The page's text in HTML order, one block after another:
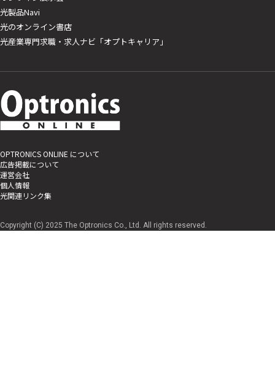
光製品Navi
光のオンライン書店
光産業専門求職・求人ナビ「オプトキャリア」
OPTRONICS ONLINE について
広告掲載について
運営会社
個人情報
光関連リンク集
Copyright (C) 2025 The Optronics Co., Ltd. All rights reserved.